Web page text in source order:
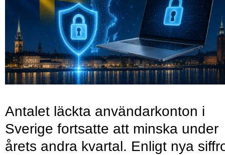
Antalet läckta användarkonton i
Sverige fortsatte att minska under
årets andra kvartal. Enligt nya